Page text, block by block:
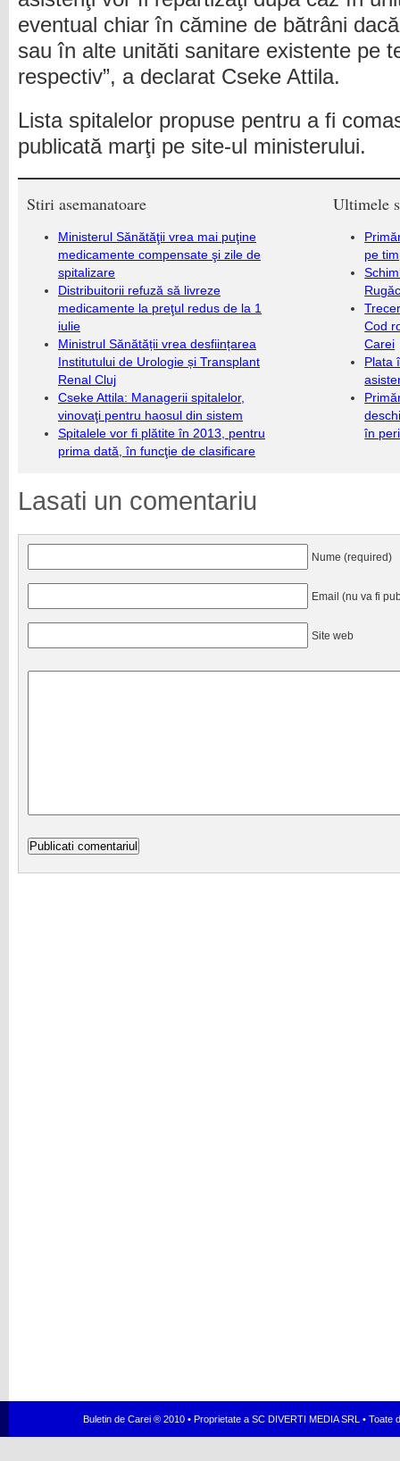
eventual chiar în cămine de bătrâni
sau în alte unităti sanitare existente pe
respectiv”, a declarat Cseke Attila.
Lista spitalelor propuse pentru a fi
publicată marţi pe site-ul ministerului.
Stiri asemanatoare
Ministerul Sănătăţii vrea mai puţine
medicamente compensate şi zile de
spitalizare
Distribuitorii refuză să livreze
medicamente la preţul redus de la 1
iulie
Ministrul Sănătății vrea desființarea
Institutului de Urologie și Transplant
Renal Cluj
Cseke Attila: Managerii spitalelor,
vinovaţi pentru haosul din sistem
Spitalele vor fi plătite în 2013, pentru
prima dată, în funcţie de clasificare
Ultimele
pe
Cod
Carei
Plata
în
Lasati un comentariu
Nume (required)
Email (nu va fi
Site web
Buletin de Carei ® 2010 • Proprietate a SC DIVERTI MEDIA SRL •